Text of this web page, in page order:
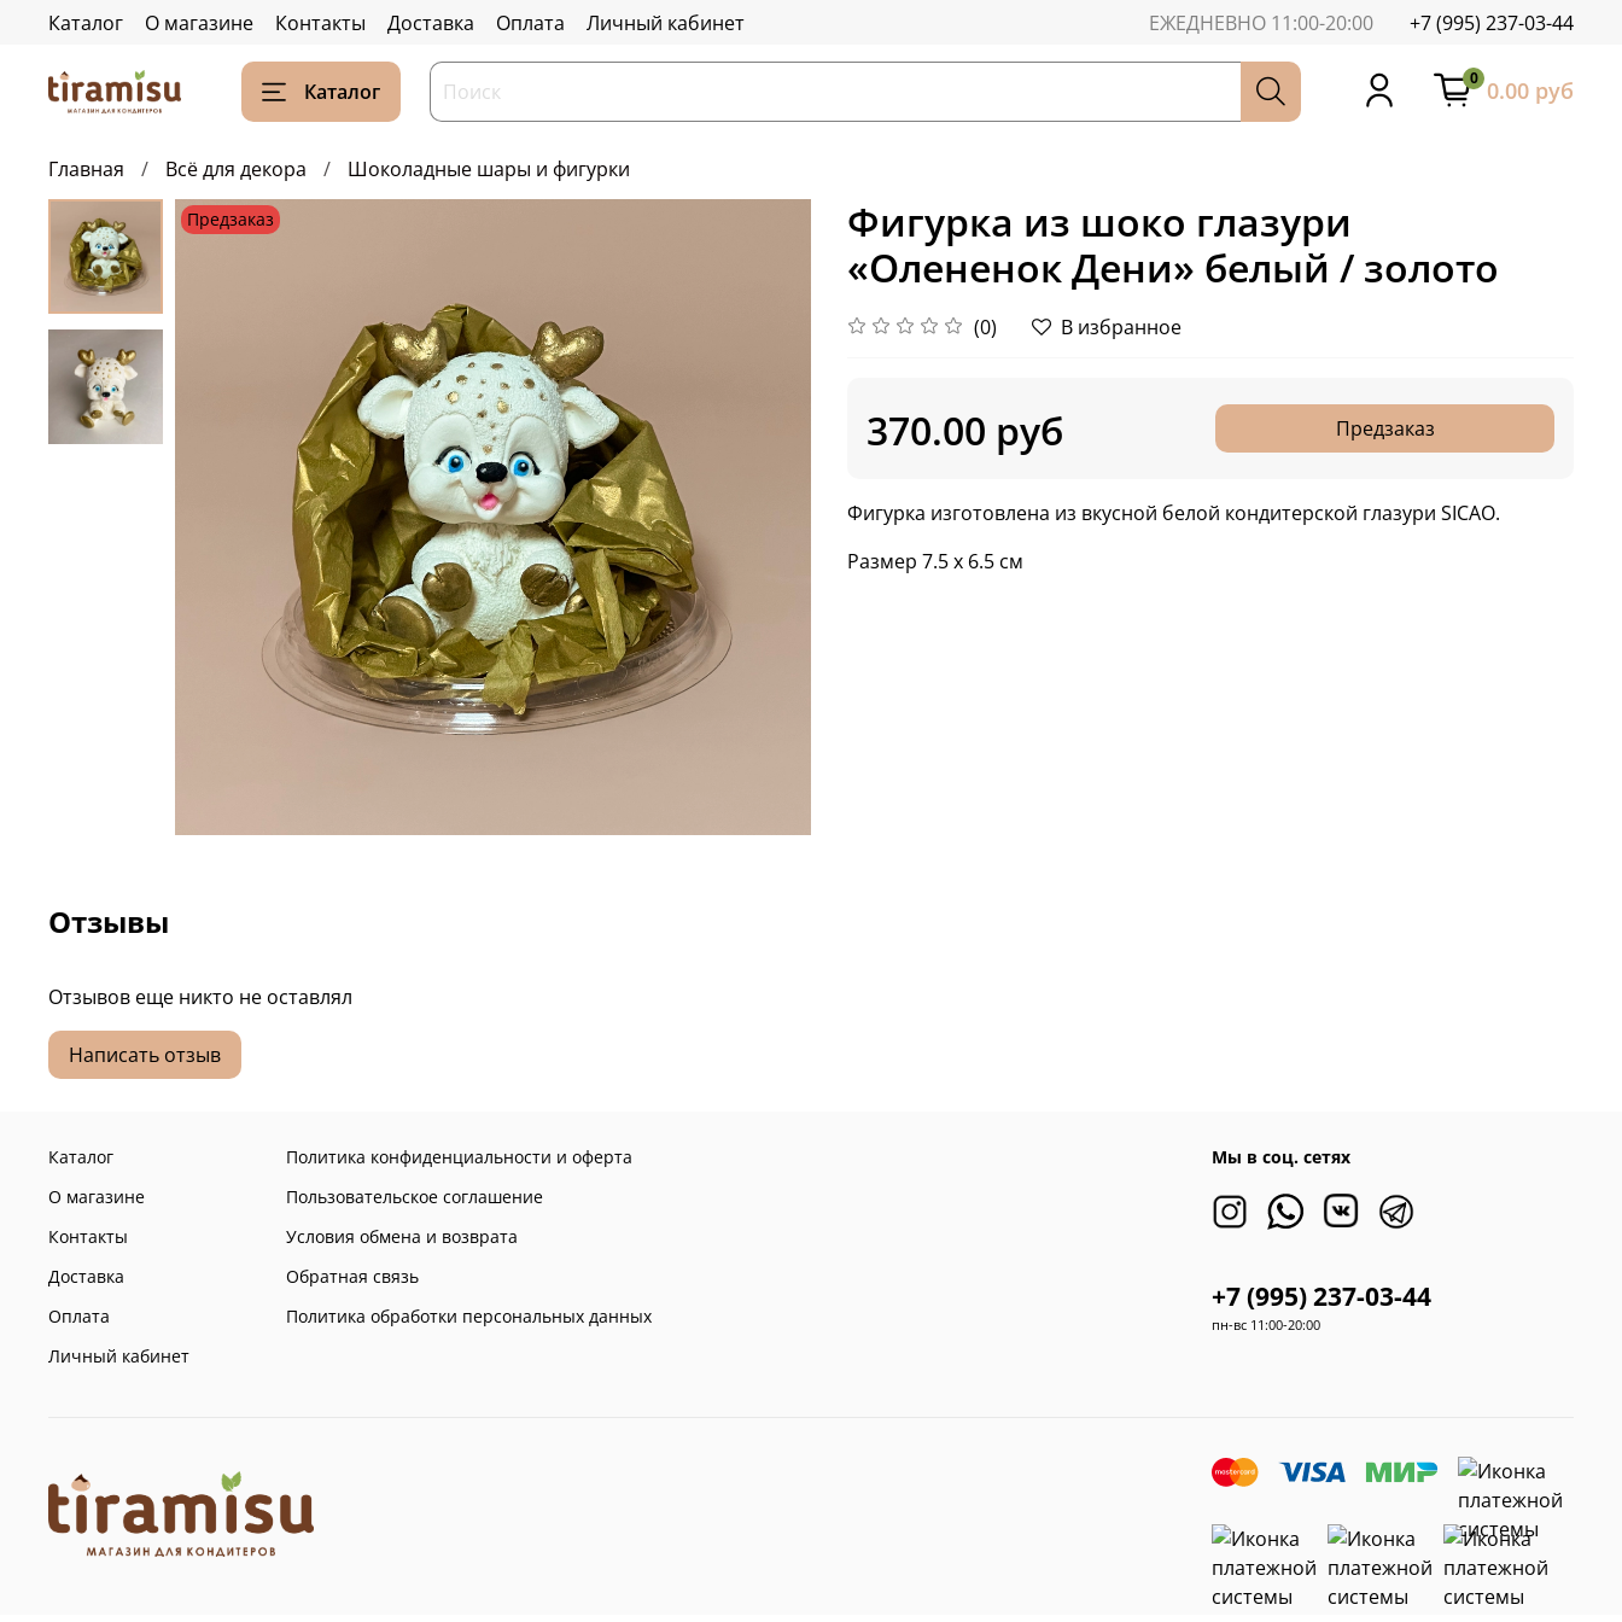
Каталог О магазине Контакты Доставка Оплата Личный кабинет ЕЖЕДНЕВНО 11:00-20:00 +7 (995) 237-03-44
Каталог
0 0.00 руб
Главная Всё для декора Шоколадные шары и фигурки
Предзаказ
Фигурка из шоко глазури
«Олененок Дени» белый / золото
(0) В избранное
370.00 руб Предзаказ
Фигурка изготовлена из вкусной белой кондитерской глазури SICAO.
Размер 7.5 х 6.5 см
Отзывы
Отзывов еще никто не оставлял
Написать отзыв
Каталог
О магазине
Контакты
Доставка
Оплата
Личный кабинет
Политика конфиденциальности и оферта
Пользовательское соглашение
Условия обмена и возврата
Обратная связь
Политика обработки персональных данных
Мы в соц. сетях
+7 (995) 237-03-44
пн-вс 11:00-20:00